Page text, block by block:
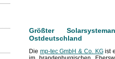
Größter
Ostdeutschland
Die mp-tec GmbH & Co. KGist